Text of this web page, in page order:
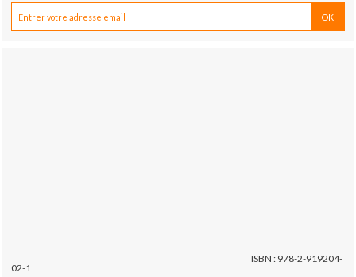
ISBN : 978-2-919204-
02-1